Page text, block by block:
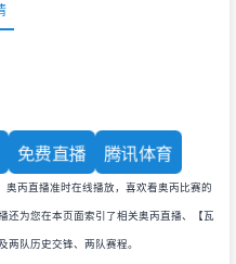
免费直播 腾讯体育
丙直播准时在线播放，喜欢看奥丙比赛的
还为您在本页面索引了相关奥丙直播、【瓦
两队历史交锋、两队赛程。